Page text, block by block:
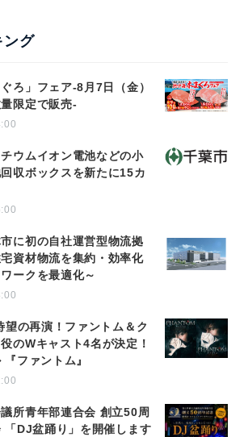
ング
ぐろ」フェア-8月7日（金）
限定で販売-
ウムイオン電池などの小
収ボックスを新たに15カ
に初の自社運営型物流拠
資材物流を集約・効率化
ークを最適化～
望の再演！ファントム＆ク
のWキャスト4名が決定！
ファントム』
所青年部連合会 創立50周
「DJ盆踊り」を開催します